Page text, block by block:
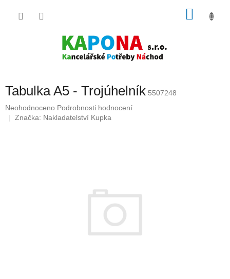
Tabulka A5 - Trojúhelník 5507248
Průměrné
hodnocení
Neohodnoceno Podrobnosti hodnocení
Značka: Nakladatelství Kupka